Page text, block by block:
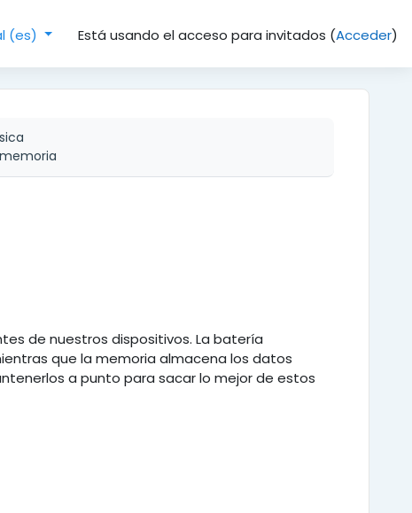
‎(es)‎ Está usando el acceso para invitados (Acceder)
de nuestros dispositivos. La batería
que la memoria almacena los datos
a punto para sacar lo mejor de estos